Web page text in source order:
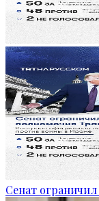
Сенат